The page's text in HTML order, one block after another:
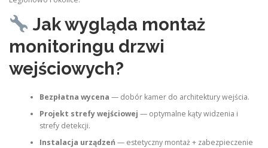
Jak wygląda montaż
monitoringu drzwi
wejściowych?
Bezpłatna wycena — dobór kamer do architektury wejścia.
Projekt strefy wejściowej — optymalne kąty widzenia i
strefy detekcji.
Instalacja urządzeń — estetyczny montaż + zabezpieczenie